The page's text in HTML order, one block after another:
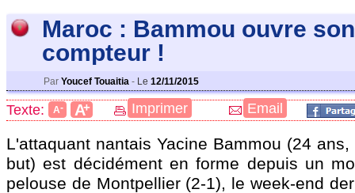
Maroc : Bammou ouvre son
compteur !
Par Youcef Touaitia - Le 12/11/2015
Texte: A- A+ Imprimer Email
L'attaquant nantais Yacine Bammou (24
but) est décidément en forme depuis un
pelouse de Montpellier (2-1), le week-end